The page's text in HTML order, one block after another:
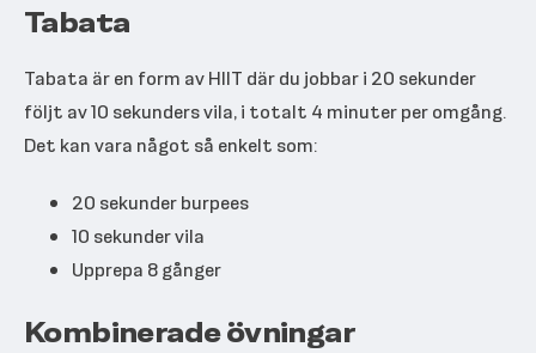
Tabata
Tabata är en form av HIIT där du jobbar i 20 sekunder
följt av 10 sekunders vila, i totalt 4 minuter per omgång.
Det kan vara något så enkelt som:
20 sekunder burpees
10 sekunder vila
Upprepa 8 gånger
Kombinerade övningar